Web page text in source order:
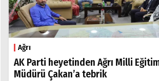
Ağrı
AK Parti heyetinden Ağrı Milli
Müdürü Çakan’a tebrik